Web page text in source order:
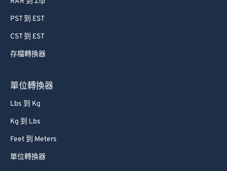
PST 到 EST
CST 到 EST
存檔轉換器
單位轉換器
Lbs 到 Kg
Kg 到 Lbs
Feet 到 Meters
單位轉換器